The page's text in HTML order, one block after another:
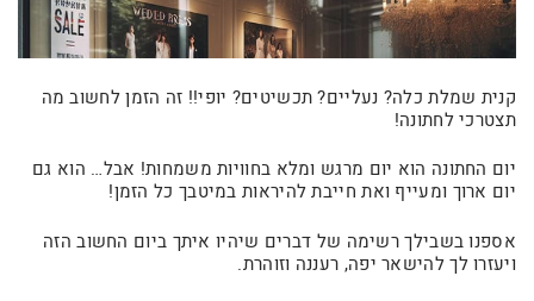
קנית שמלת כלה? נעליים? תכשיטים? יופי!! זה הזמן לחשוב מה
תצטרכי לחתונה!
יום החתונה הוא יום מרגש ומלא בחוויות משמחות! אבל… הוא גם
יום ארוך ומעייף ואת חייבת להיראות במיטבך כל הזמן!
אספנו בשבילך רשימה של דברים שיהיו איתך ביום החשוב הזה
ויעזרו לך להישאר יפה, רעננה וזוהרת.